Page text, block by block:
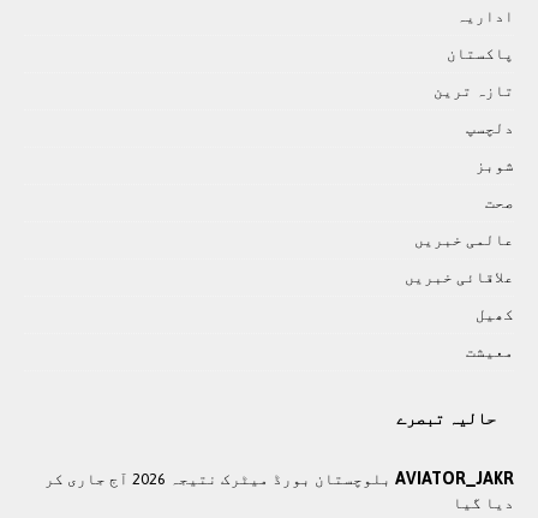
اداريہ
پاکستان
تازہ ترين
دلچسپ
شوبز
صحت
عالمی خبريں
علاقائی خبريں
کھيل
معيشت
حالیہ تبصرے
AVIATOR_JAKR
بلوچستان بورڈ میٹرک نتیجہ 2026 آج جاری کر
دیا گیا